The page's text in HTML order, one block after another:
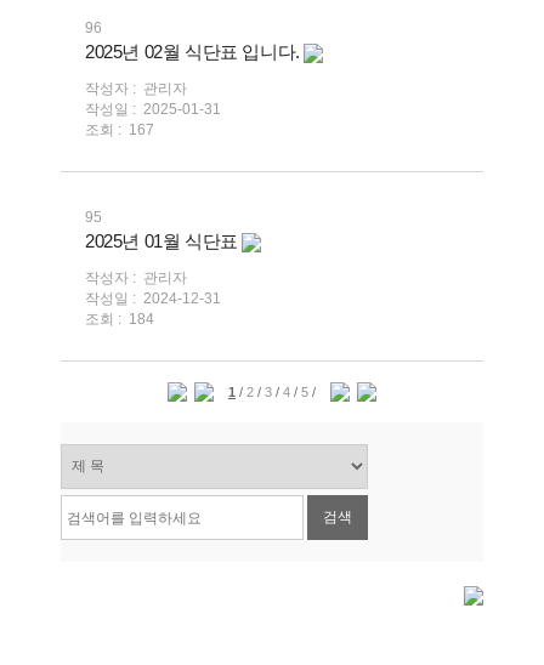
96
2025년 02월 식단표 입니다.
작성자 : 관리자
작성일 : 2025-01-31
조회 : 167
95
2025년 01월 식단표
작성자 : 관리자
작성일 : 2024-12-31
조회 : 184
1 / 2 / 3 / 4 / 5 /
검색